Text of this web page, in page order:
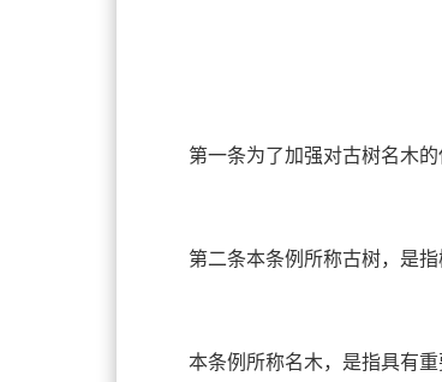
第一条为了加强对古树名木
第二条本条例所称古树，是
本条例所称名木，是指具有